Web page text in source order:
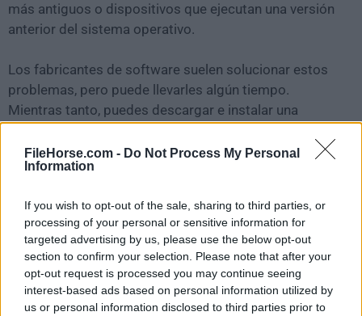
FileHorse.com - Do Not Process My Personal
Information
If you wish to opt-out of the sale, sharing to third parties, or
processing of your personal or sensitive information for
targeted advertising by us, please use the below opt-out
section to confirm your selection. Please note that after your
opt-out request is processed you may continue seeing
interest-based ads based on personal information utilized by
us or personal information disclosed to third parties prior to
más antiguos o dispositivos que ejecutan una versión
anterior del sistema operativo.
Los fabricantes de software suelen solucionar estos
problemas, pero puede llevarles algún tiempo.
Mientras tanto, puedes descargar e instalar una
Para aquellos interesados en descargar la versión más
simplemente hazclic aquí.
Todas las versiones antiguas distribuidas en nuestro
sitio web son completamente libres de virus y están
disponibles para su descarga sin costo alguno.